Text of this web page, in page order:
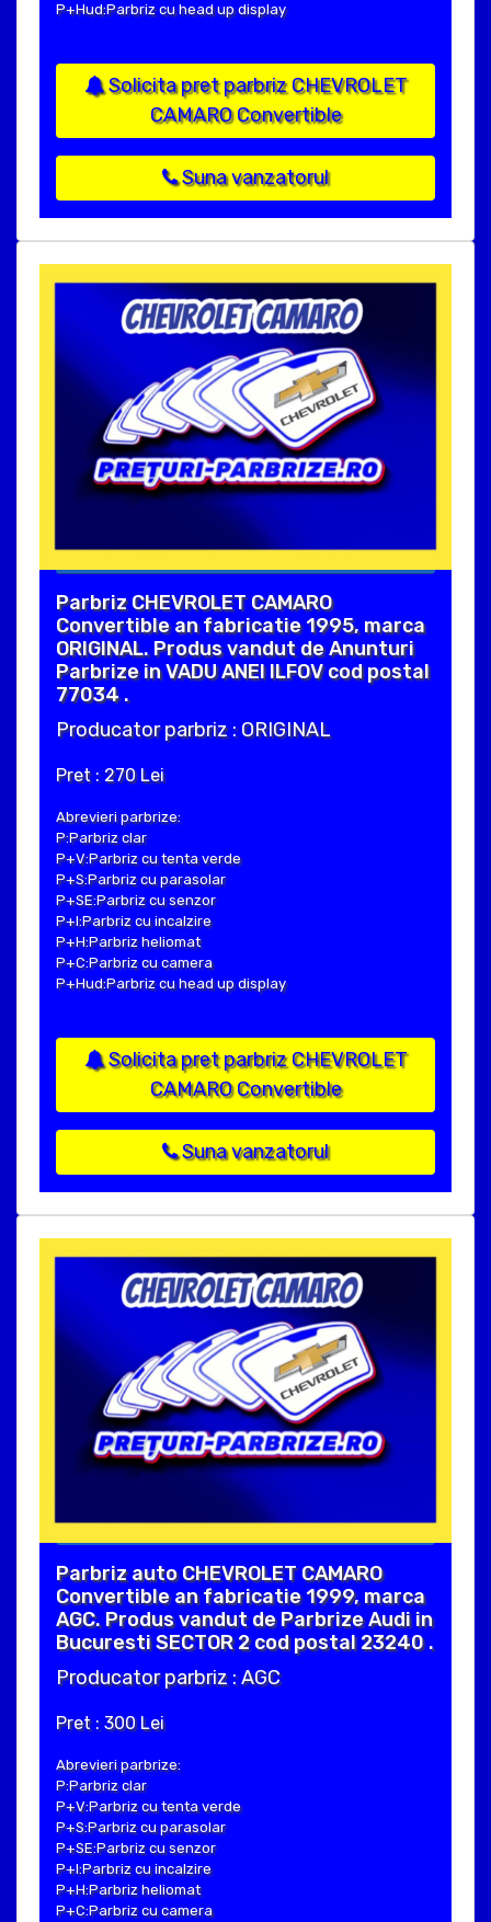
P+Hud:Parbriz cu head up display
Solicita pret parbriz CHEVROLET
CAMARO Convertible
Suna vanzatorul
Parbriz CHEVROLET CAMARO
Convertible an fabricatie 1995, marca
ORIGINAL. Produs vandut de Anunturi
Parbrize in VADU ANEI ILFOV cod postal
77034 .
Producator parbriz : ORIGINAL
Pret : 270 Lei
Abrevieri parbrize:
P:Parbriz clar
P+V:Parbriz cu tenta verde
P+S:Parbriz cu parasolar
P+SE:Parbriz cu senzor
P+I:Parbriz cu incalzire
P+H:Parbriz heliomat
P+C:Parbriz cu camera
P+Hud:Parbriz cu head up display
Solicita pret parbriz CHEVROLET
CAMARO Convertible
Suna vanzatorul
Parbriz auto CHEVROLET CAMARO
Convertible an fabricatie 1999, marca
AGC. Produs vandut de Parbrize Audi in
Bucuresti SECTOR 2 cod postal 23240 .
Producator parbriz : AGC
Pret : 300 Lei
Abrevieri parbrize:
P:Parbriz clar
P+V:Parbriz cu tenta verde
P+S:Parbriz cu parasolar
P+SE:Parbriz cu senzor
P+I:Parbriz cu incalzire
P+H:Parbriz heliomat
P+C:Parbriz cu camera